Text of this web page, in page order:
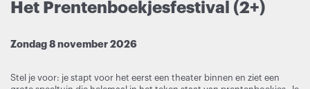
Het Prentenboekjesfestival (2+)
Zondag 8 november 2026
Stel je voor: je stapt voor het eerst een theater binnen en ziet een